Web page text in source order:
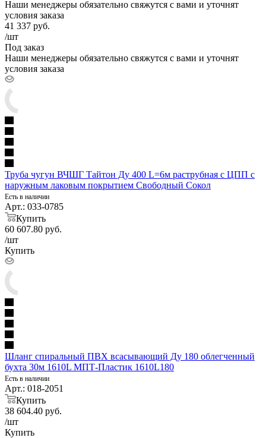
Наши менеджеры обязательно свяжутся с вами и уточнят
условия заказа
41 337 руб.
/шт
Под заказ
Наши менеджеры обязательно свяжутся с вами и уточнят
условия заказа
Труба чугун ВЧШГ Тайтон Ду 400 L=6м раструбная с ЦПП с
наружным лаковым покрытием Свободный Сокол
Есть в наличии
Арт.: 033-0785
Купить
60 607.80 руб.
/шт
Купить
Шланг спиральный ПВХ всасывающий Ду 180 облегченный
бухта 30м 1610L МПТ-Пластик 1610L180
Есть в наличии
Арт.: 018-2051
Купить
38 604.40 руб.
/шт
Купить